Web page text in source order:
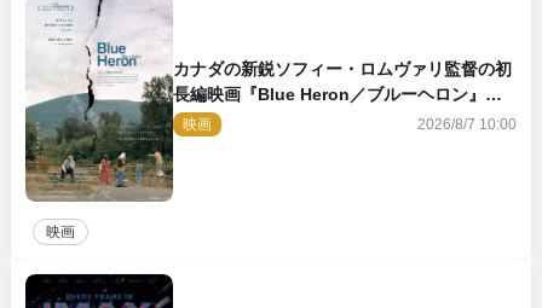
カナダの新鋭ソフィー・ロムヴァリ監督の初
長編映画『Blue Heron／ブルーヘロン』
10.23公開
映画 2026/8/7 10:00
映画